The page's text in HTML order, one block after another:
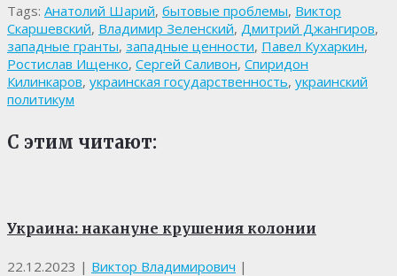
Tags: Анатолий Шарий, бытовые проблемы, Виктор
Скаршевский, Владимир Зеленский, Дмитрий Джангиров,
западные гранты, западные ценности, Павел Кухаркин,
Ростислав Ищенко, Сергей Саливон, Спиридон
Килинкаров, украинская государственность, украинский
политикум
С этим читают:
Украина: накануне крушения колонии
22.12.2023 | Виктор Владимирович |